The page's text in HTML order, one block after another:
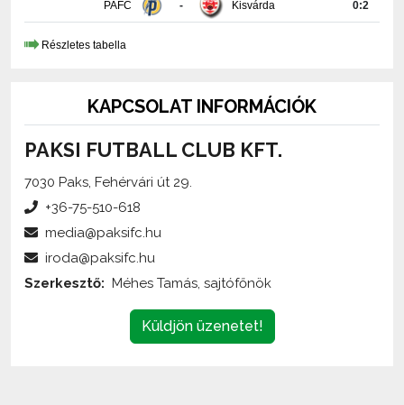
Részletes tabella
PAKSI FUTBALL CLUB KFT.
7030 Paks, Fehérvári út 29.
Küldjön üzenetet!